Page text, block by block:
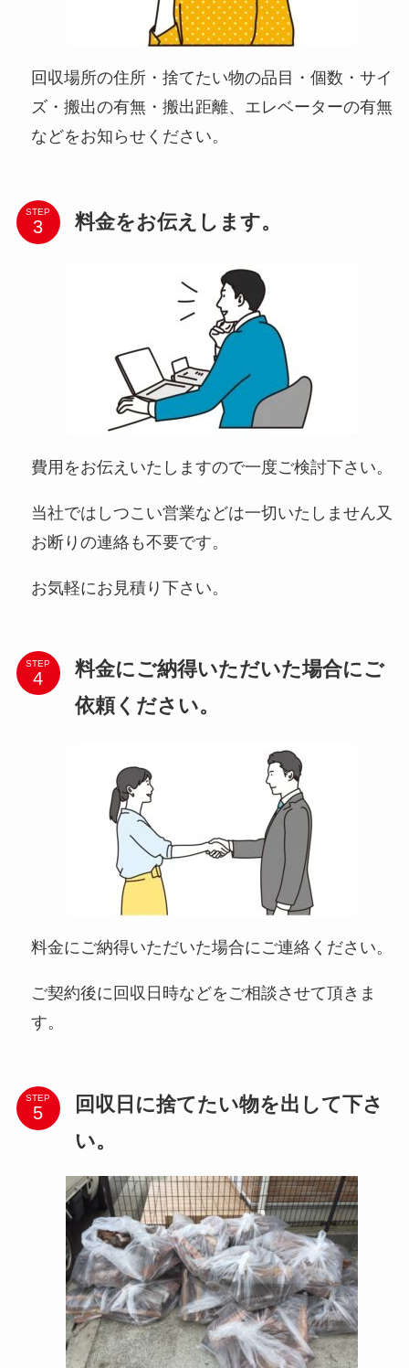
回収場所の住所・捨てたい物の品目・個数・サイ
ズ・搬出の有無・搬出距離、エレベーターの有無
などをお知らせください。
STEP 料金をお伝えします。
費用をお伝えいたしますので一度ご検討下さい。
当社ではしつこい営業などは一切いたしません又
お断りの連絡も不要です。
お気軽にお見積り下さい。
STEP
料金にご納得いただいた場合にご
依頼ください。
料金にご納得いただいた場合にご連絡ください。
ご契約後に回収日時などをご相談させて頂きま
す。
STEP
回収日に捨てたい物を出して下さ
い。